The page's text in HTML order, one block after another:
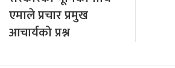
एमाले प्रचार प्रमुख
आचार्यको प्रश्न